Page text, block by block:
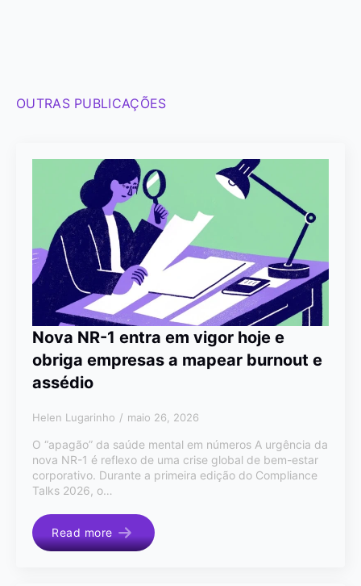
OUTRAS PUBLICAÇÕES
Nova NR-1 entra em vigor hoje e
obriga empresas a mapear burnout e
assédio
Helen Lugarinho maio 26, 2026
O “apagão” da saúde mental em números A urgência da
nova NR-1 é reflexo de uma crise global de bem-estar
corporativo. Durante a primeira edição do Compliance
Talks 2026, o…
Read more